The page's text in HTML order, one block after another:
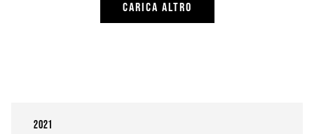
CARICA ALTRO
2021